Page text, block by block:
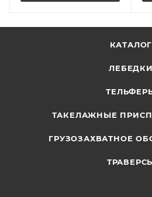
КАТАЛОГ
ЛЕБЕДКИ
ТАКЕЛАЖНЫЕ
ГРУЗОЗАХВАТНОЕ